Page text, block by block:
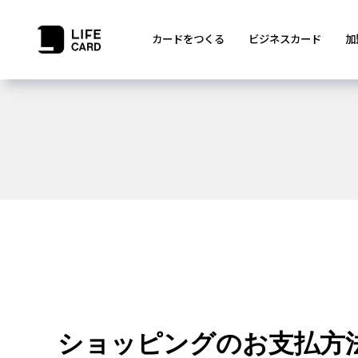
カードをつくる ビジネスカード
ショッピングのお支払方